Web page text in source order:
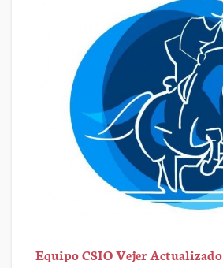
Equipo CSIO Vejer Actualizado